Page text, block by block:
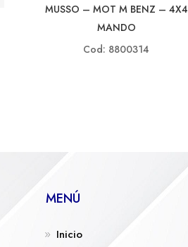
MUSSO – MOT M BENZ – 4X4
MANDO
Cod: 8800314
MENÚ
Inicio